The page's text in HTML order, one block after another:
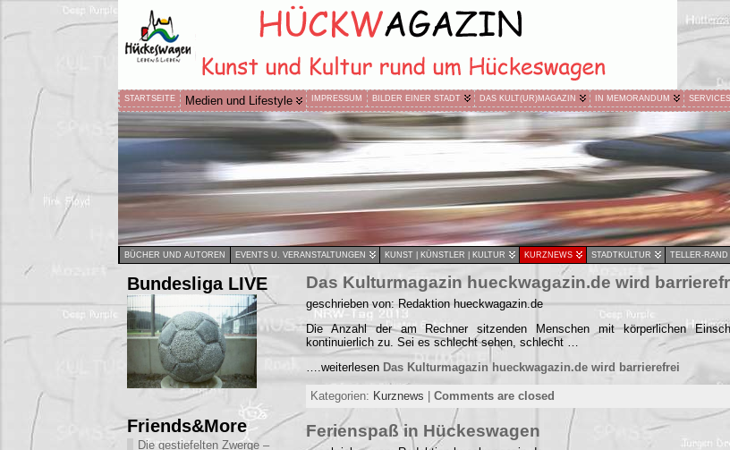
STARTSEITE Medien und Lifestyle IMPRESSUM BILDER EINER STADT DAS KULT(UR)MAGAZIN IN MEMORANDUM SERVICES
BÜCHER UND AUTOREN EVENTS U. VERANSTALTUNGEN KUNST | KÜNSTLER | KULTUR KURZNEWS STADTKULTUR TELLER-RAND
Bundesliga LIVE
Friends&More
Die gestiefelten Zwerge –
Das Kulturmagazin hueckwagazin.de wird
geschrieben von: Redaktion hueckwagazin.de
Die Anzahl der am Rechner sitzenden Menschen mit körperlichen
kontinuierlich zu. Sei es schlecht sehen, schlecht …
….weiterlesen Das Kulturmagazin hueckwagazin.de wird barrierefrei
Kategorien: Kurznews Comments are closed
Ferienspaß in Hückeswagen